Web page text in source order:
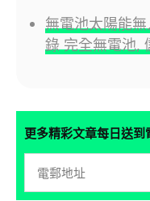
無電池太陽能
錄 完全無電池,
更多精彩文章每日送到